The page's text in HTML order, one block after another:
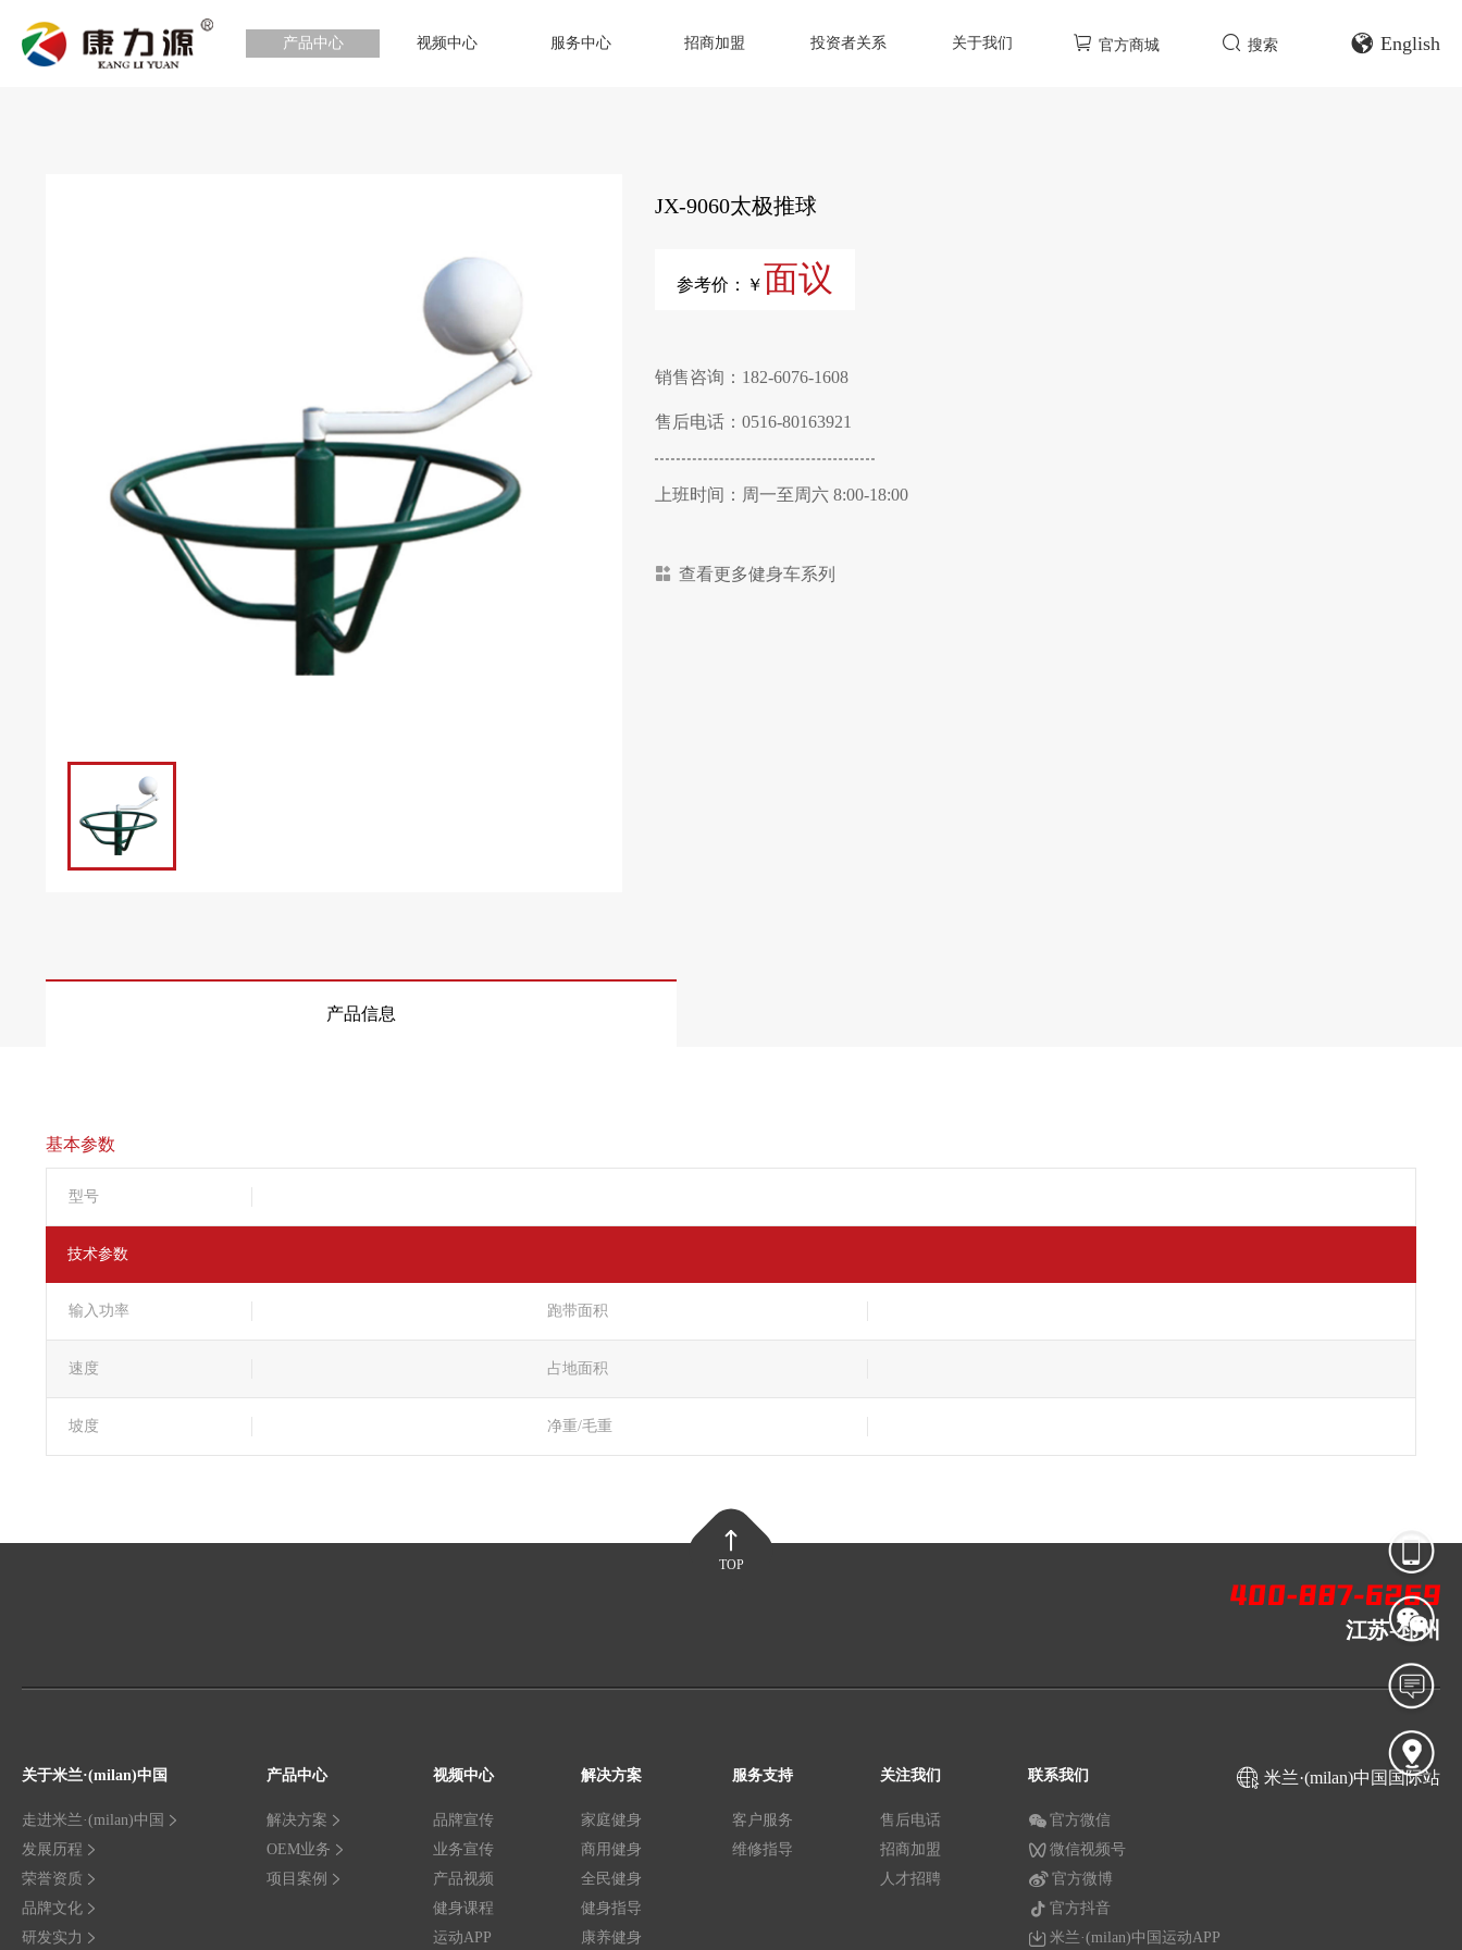
产品中心 视频中心 服务中心 招商加盟 投资者关系 关于我们 官方商城 搜索 English
JX-9060太极推球
参考价：￥面议
销售咨询：182-6076-1608
售后电话：0516-80163921
上班时间：周一至周六 8:00-18:00
查看更多健身车系列
产品信息
基本参数
型号
技术参数
输入功率 跑带面积
速度 占地面积
坡度 净重/毛重
TOP
江苏-邳州
关于米兰·(milan)中国
走进米兰·(milan)中国
发展历程
荣誉资质
品牌文化
研发实力
产品中心
解决方案
OEM业务
项目案例
视频中心
品牌宣传
业务宣传
产品视频
健身课程
运动APP
解决方案
家庭健身
商用健身
全民健身
健身指导
康养健身
服务支持
客户服务
维修指导
关注我们
售后电话
招商加盟
人才招聘
联系我们
官方微信
微信视频号
官方微博
官方抖音
米兰·(milan)中国运动APP
米兰·(milan)中国国际站